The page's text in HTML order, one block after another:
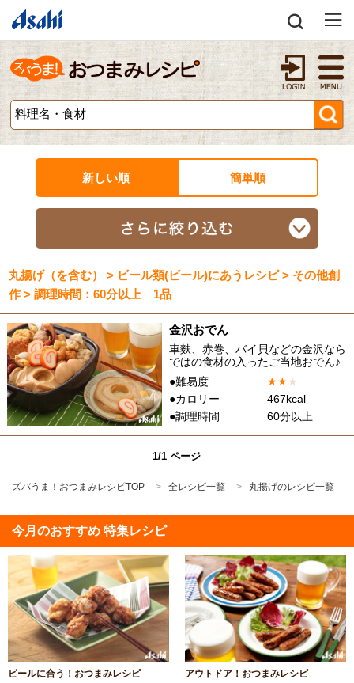
新しい順 簡単順
丸揚げ（を含む） > ビール類(ビール)にあうレシピ > その他創
作 > 調理時間：60分以上 1品
金沢おでん
車麩、赤巻、バイ貝などの金沢なら
ではの食材の入ったご当地おでん♪
●難易度
★★★
●カロリー
467kcal
●調理時間
60分以上
1/1 ページ
ズバうま！おつまみレシピTOP 全レシピ一覧 丸揚げのレシピ一覧
今月のおすすめ 特集レシピ
ビールに合う！おつまみレシピ アウトドア！おつまみレシピ